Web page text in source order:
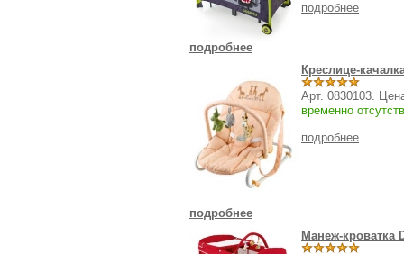
подробнее
подробнее
подробнее
Креслице-
Арт. 0830103.
временно
подробнее
Манеж-кроватка